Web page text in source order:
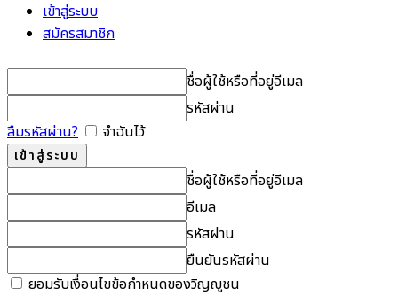
เข้าสู่ระบบ
สมัครสมาชิก
ชื่อผู้ใช้หรือที่อยู่อีเมล
รหัสผ่าน
ลืมรหัสผ่าน?
จำฉันไว้
ชื่อผู้ใช้หรือที่อยู่อีเมล
อีเมล
รหัสผ่าน
ยืนยันรหัสผ่าน
ยอมรับเงื่อนไขข้อกำหนดของวิญญูชน